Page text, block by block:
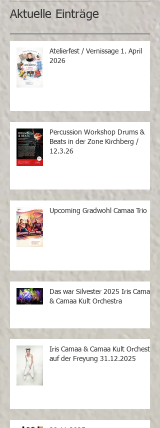
Aktuelle Einträge
Atelierfest / Vernissage 1. April
2026
Percussion Workshop Drums &
Beats in der Zone Kirchberg /
12.3.26
Upcoming Gradwohl Camaa Trio
Das war Silvester 2025 Iris Camaa
& Camaa Kult Orchestra
Iris Camaa & Camaa Kult Orchestra
auf der Freyung 31.12.2025